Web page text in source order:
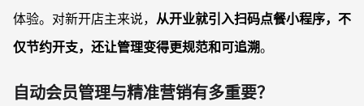
体验。对新开店主来说， 从开业就引入扫码点餐小程序，不
仅节约开支，还让管理变得更规范和可追溯。
自动会员管理与精准营销有多重要？